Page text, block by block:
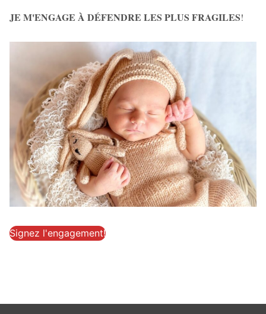
JE M'ENGAGE À DÉFENDRE LES PLUS FRAGILES!
Signez l'engagement!